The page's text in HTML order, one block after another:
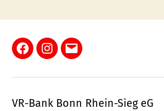
Facebook
Instagram
E-
VR-Bank Bonn Rhein-Sieg eG